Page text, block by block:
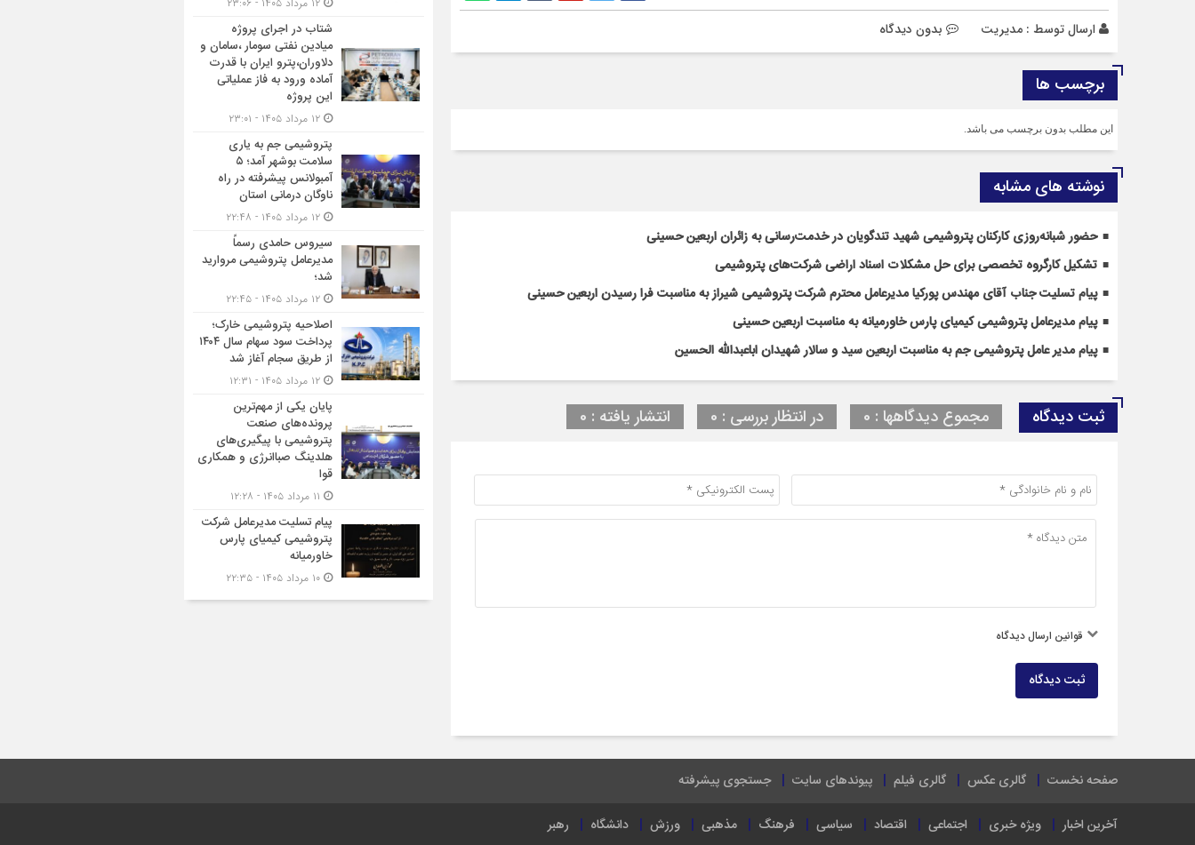
ارسال توسط : مدیریت بدون دیدگاه
برچسب ها
این مطلب بدون برچسب می باشد.
نوشته های مشابه
حضور شبانه‌روزی کارکنان پتروشیمی شهید تندگویان در خدمت‌رسانی به زائران اربعین حسینی
تشکیل کارگروه تخصصی برای حل مشکلات اسناد اراضی شرکت‌های پتروشیمی
پیام تسلیت جناب آقای مهندس پوركیا مدیرعامل محترم شركت پتروشیمی شیراز به مناسبت فرا رسیدن اربعین حسینی
پیام مدیرعامل پتروشیمی کیمیای پارس خاورمیانه به مناسبت اربعین حسینی
پیام مدیر عامل پتروشیمی جم به مناسبت اربعین سید و سالار شهیدان اباعبدالله الحسین
ثبت دیدگاه مجموع دیدگاهها : 0 در انتظار بررسی : 0 انتشار یافته : 0
قوانین ارسال دیدگاه
ثبت دیدگاه
شتاب در اجرای پروژه
میادین نفتی سومار ،سامان و
دلاوران،پترو ایران با قدرت
آماده ورود به فاز عملیاتی
این پروژه
پتروشیمی جم به یاری
سلامت بوشهر آمد؛ ۵
آمبولانس پیشرفته در راه
ناوگان درمانی استان
سیروس حامدی رسماً
مدیرعامل پتروشیمی مروارید
شد؛
اصلاحیه پتروشیمی خارک؛
پرداخت سود سهام سال ۱۴۰۴
از طریق سجام آغاز شد
پایان یکی از مهم‌ترین
پرونده‌های صنعت
پتروشیمی با پیگیری‌های
هلدینگ صباانرژی و همکاری
قوا
پیام تسلیت مدیرعامل شرکت
پتروشیمی کیمیای پارس
خاورمیانه
صفحه نخست گالری عکس گالری فیلم پیوندهای سایت جستجوی پیشرفته
آخرین اخبار ویژه خبری اجتماعی اقتصاد سیاسی فرهنگ مذهبی ورزش دانشگاه رهبر